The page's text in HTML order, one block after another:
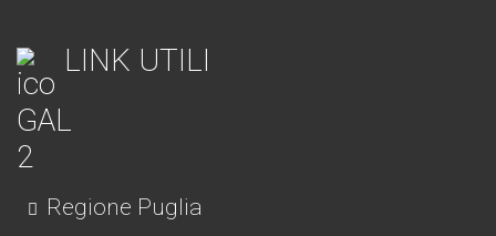
LINK UTILI
Regione Puglia